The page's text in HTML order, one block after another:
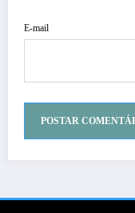
E-mail